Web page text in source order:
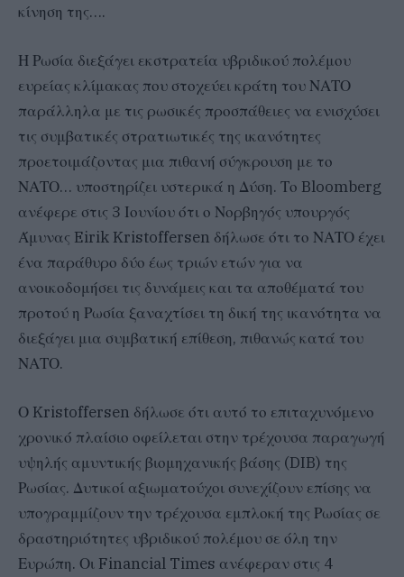
κίνηση της….
Η Ρωσία διεξάγει εκστρατεία υβριδικού πολέμου
ευρείας κλίμακας που στοχεύει κράτη του ΝΑΤΟ
παράλληλα με τις ρωσικές προσπάθειες να ενισχύσει
τις συμβατικές στρατιωτικές της ικανότητες
προετοιμάζοντας μια πιθανή σύγκρουση με το
ΝΑΤΟ… υποστηρίζει υστερικά η Δύση. Το Bloomberg
ανέφερε στις 3 Ιουνίου ότι ο Νορβηγός υπουργός
Άμυνας Eirik Kristoffersen δήλωσε ότι το ΝΑΤΟ έχει
ένα παράθυρο δύο έως τριών ετών για να
ανοικοδομήσει τις δυνάμεις και τα αποθέματά του
προτού η Ρωσία ξαναχτίσει τη δική της ικανότητα να
διεξάγει μια συμβατική επίθεση, πιθανώς κατά του
ΝΑΤΟ.
Ο Kristoffersen δήλωσε ότι αυτό το επιταχυνόμενο
χρονικό πλαίσιο οφείλεται στην τρέχουσα παραγωγή
υψηλής αμυντικής βιομηχανικής βάσης (DIB) της
Ρωσίας. Δυτικοί αξιωματούχοι συνεχίζουν επίσης να
υπογραμμίζουν την τρέχουσα εμπλοκή της Ρωσίας σε
δραστηριότητες υβριδικού πολέμου σε όλη την
Ευρώπη. Οι Financial Times ανέφεραν στις 4